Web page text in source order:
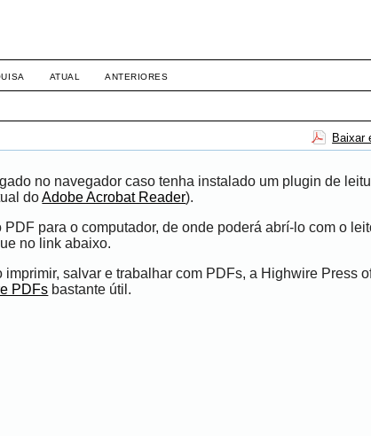
ATUAL ANTERIORES
Baixar
no navegador caso tenha instalado um plugin de
doAdobe Acrobat Reader).
para o computador, de onde poderá abrí-lo com o
no link abaixo.
salvar e trabalhar com PDFs, a Highwire Press
PDFs bastante útil.